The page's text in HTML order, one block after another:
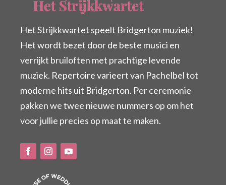
Het Strijkkwartet speelt Bridgerton muziek!
Het wordt bezet door de beste musici en
verrijkt bruiloften met prachtige levende
muziek. Repertoire varieert van Pachelbel tot
moderne hits uit Bridgerton. Per ceremonie
pakken we twee nieuwe nummers op om het
voor jullie precies op maat te maken.